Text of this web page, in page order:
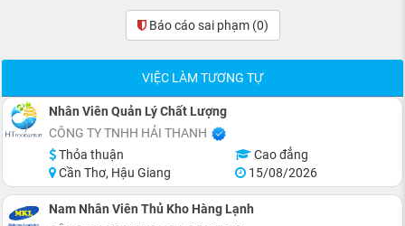
Báo cáo sai phạm (0)
VIỆC LÀM TƯƠNG TỰ
Nhân Viên Quản Lý Chất Lượng
CÔNG TY TNHH HẢI THANH
Thỏa thuận
Cao đẳng
Cần Thơ, Hậu Giang
15/08/2026
Nam Nhân Viên Thủ Kho Hàng Lạnh